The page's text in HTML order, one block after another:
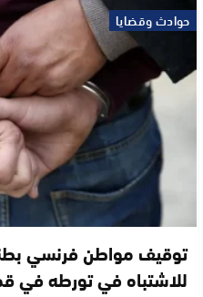
حوادث وقضايا
توقيف مواطن فرنسي
للاشتباه في تورطه في